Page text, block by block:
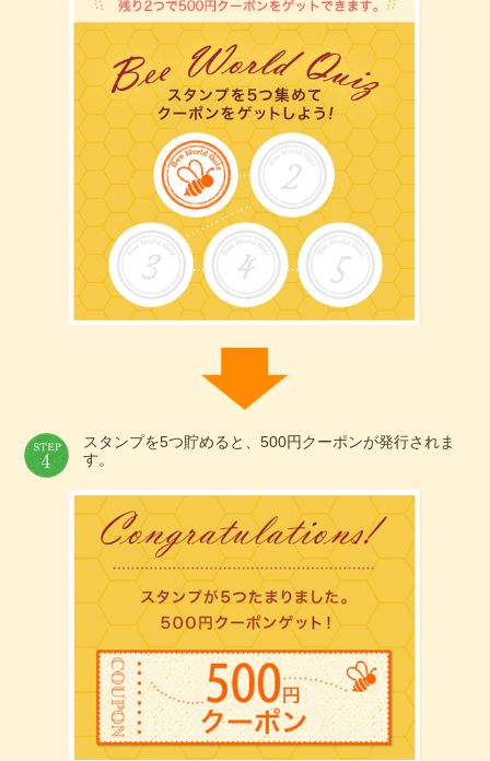
スタンプを5つ貯めると、500円クーポンが発行されま
す。